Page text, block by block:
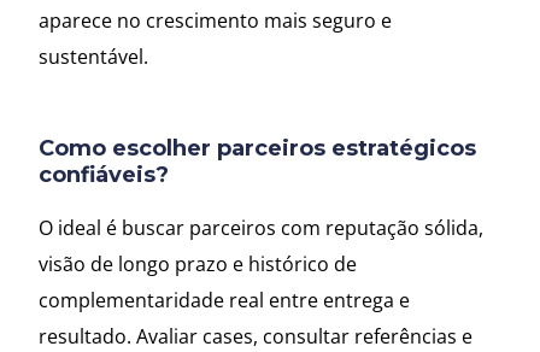
aparece no crescimento mais seguro e
sustentável.
Como escolher parceiros estratégicos
confiáveis?
O ideal é buscar parceiros com reputação sólida,
visão de longo prazo e histórico de
complementaridade real entre entrega e
resultado. Avaliar cases, consultar referências e